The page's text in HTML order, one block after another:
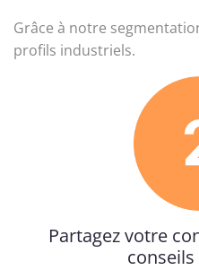
Grâce à notre
profils industriels.
Partagez votre
conseils